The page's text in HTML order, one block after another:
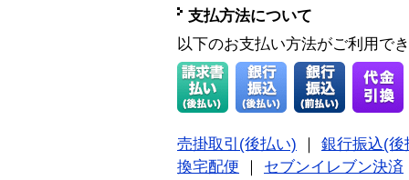
支払方法について
以下のお支払い方法がご利用で
売掛取引(後払い)
銀行振込(後
換宅配便
セブンイレブン決済